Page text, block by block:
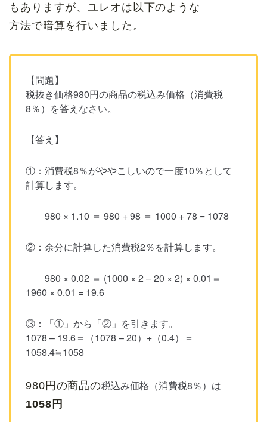
もありますが、ユレオは以下のような
方法で暗算を行いました。
【問題】
税抜き価格980円の商品の税込み価格（消費税
8％）を答えなさい。
【答え】
①：消費税8％がややこしいので一度10％として
計算します。
980 × 1.10 ＝ 980 + 98 ＝ 1000 + 78 = 1078
②：余分に計算した消費税2％を計算します。
980 × 0.02 ＝ (1000 × 2 – 20 × 2) × 0.01＝
1960 × 0.01 = 19.6
③：「①」から「②」を引きます。
1078 – 19.6＝（1078 – 20）+（0.4）＝
1058.4≒1058
980円の商品の税込み価格（消費税8％）は
1058円